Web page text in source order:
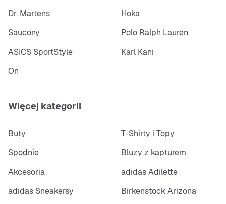
Dr. Martens
Hoka
Saucony
Polo Ralph Lauren
ASICS SportStyle
Karl Kani
On
Więcej kategorii
Buty
T-Shirty i Topy
Spodnie
Bluzy z kapturem
Akcesoria
adidas Adilette
adidas Sneakersy
Birkenstock Arizona